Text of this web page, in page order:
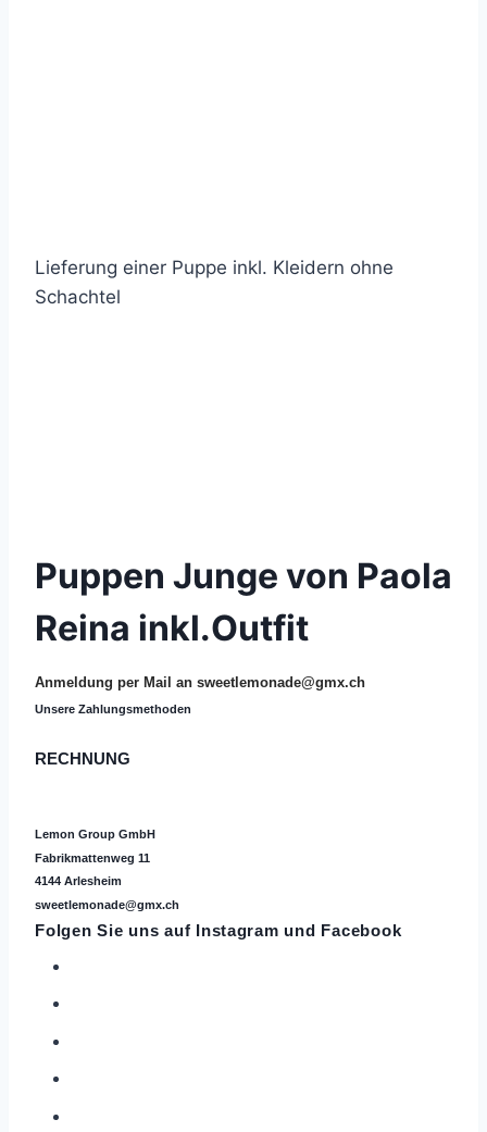
Lieferung einer Puppe inkl. Kleidern ohne
Schachtel
Puppen Junge von Paola
Reina inkl.Outfit
Anmeldung per Mail an sweetlemonade@gmx.ch
Unsere Zahlungsmethoden
RECHNUNG
Lemon Group GmbH
Fabrikmattenweg 11
4144 Arlesheim
sweetlemonade@gmx.ch
Folgen Sie uns auf Instagram und Facebook